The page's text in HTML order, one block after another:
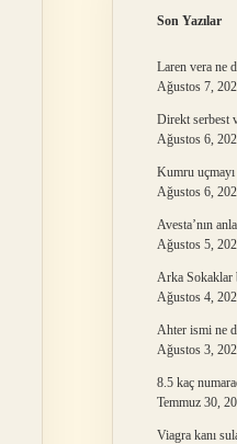
Son Yazılar
Laren vera ne
Ağustos 7,
Direkt serbest
Ağustos 6,
Kumru uçmayı
Ağustos 6,
Avesta’nın
Ağustos 5,
Arka Sokaklar
Ağustos 4,
Ahter ismi ne
Ağustos 3,
8.5 kaç
Temmuz 30,
Viagra kanı